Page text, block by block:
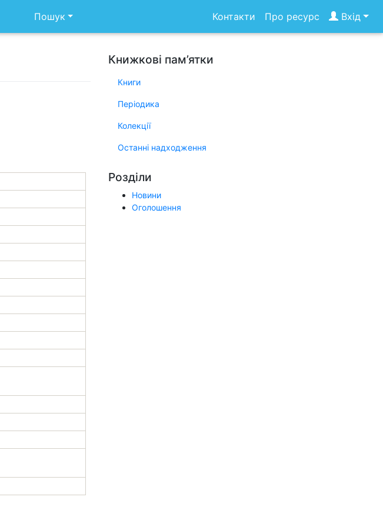
Пошук Контакти Про ресурс Вхід
Книжкові пам’ятки
Книги
Періодика
Колекції
Останні надходження
Розділи
Новини
Оголошення